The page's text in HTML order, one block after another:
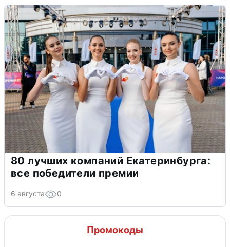
80 лучших компаний Екатеринбурга:
все победители премии
6 августа 0
Промокоды